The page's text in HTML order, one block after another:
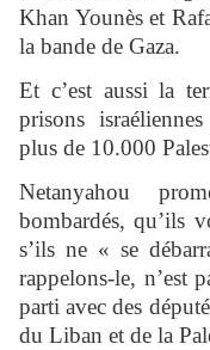
Khan Younès et
la bande de Gaza.
Et c’est aussi la
prisons
plus de 10.000
Netanyahou
bombardés, qu’ils
s’ils ne « se
rappelons-le, n’est
parti avec des
du Liban et de la